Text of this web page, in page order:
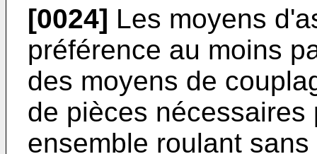
[0024] Les moyens
préférence au moins
des moyens de
de pièces nécessaires
ensemble roulant